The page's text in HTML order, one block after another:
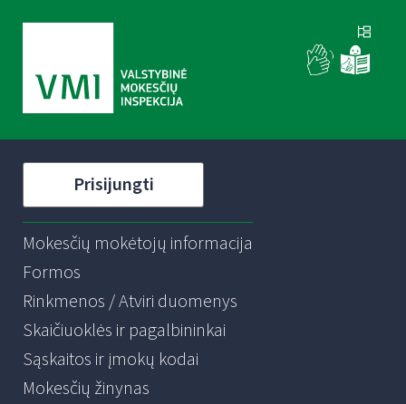
Prisijungti
Mokesčių mokėtojų informacija
Formos
Rinkmenos / Atviri duomenys
Skaičiuoklės ir pagalbininkai
Sąskaitos ir įmokų kodai
Mokesčių žinynas